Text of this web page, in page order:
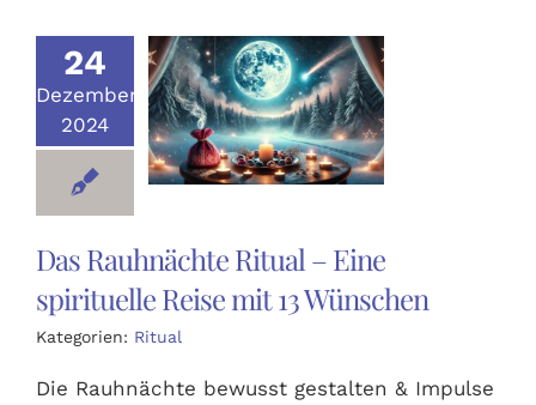
Events
Holistisch
Shop
About
24
Dezember
2024
Das Rauhnächte Ritual – Eine
spirituelle Reise mit 13 Wünschen
Kategorien: Ritual
Die Rauhnächte bewusst gestalten & Impulse